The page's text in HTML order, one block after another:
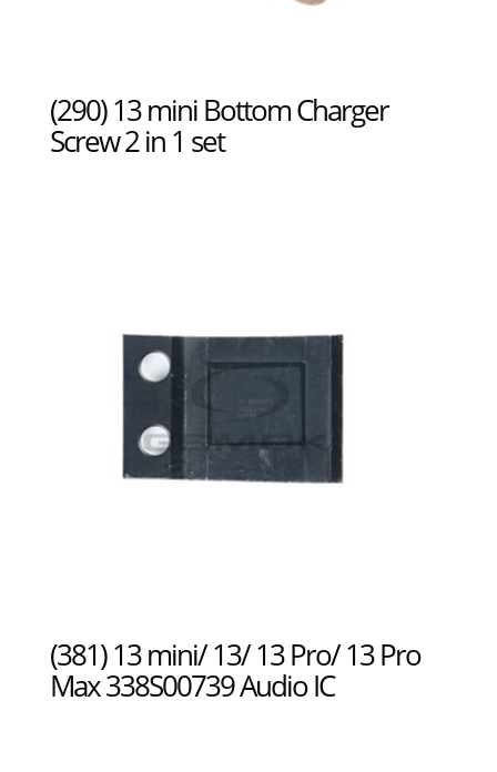
(290) 13 mini Bottom Charger
Screw 2 in 1 set
(381) 13 mini/ 13/ 13 Pro/ 13 Pro
Max 338S00739 Audio IC